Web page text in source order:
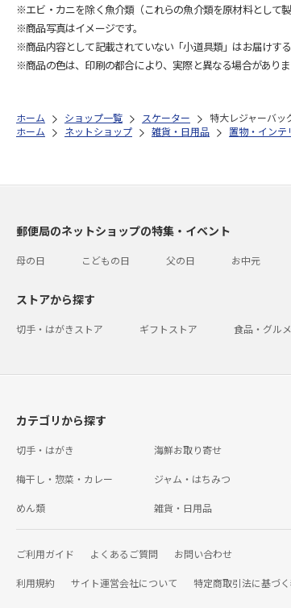
※エビ・カニを除く魚介類（これらの魚介類を原材料として
※商品写真はイメージです。
※商品内容として記載されていない「小道具類」はお届けす
※商品の色は、印刷の都合により、実際と異なる場合がありま
ホーム ショップ一覧 スケーター
特大レジャーバッ
ホーム
ネットショップ 雑貨・日用品 置物・インテ
郵便局のネットショップの特集・イベント
母の日 こどもの日 父の日 お中元
ストアから探す
切手・はがきストア ギフトストア 食品・グル
カテゴリから探す
切手・はがき 海鮮お取り寄せ
梅干し・惣菜・カレー ジャム・はちみつ
めん類 雑貨・日用品
ご利用ガイド よくあるご質問 お問い合わせ
利用規約 サイト運営会社について 特定商取引法に基づ